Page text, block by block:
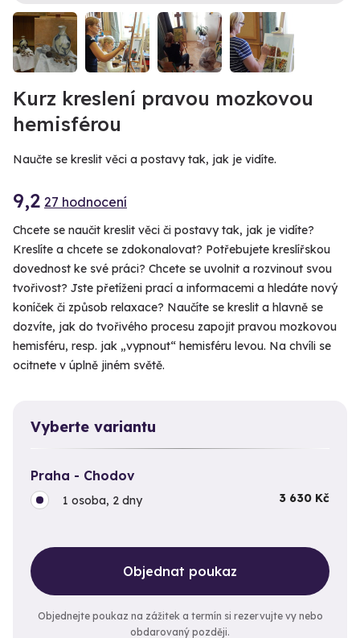
Kurz kreslení pravou mozkovou
hemisférou
Naučte se kreslit věci a postavy tak, jak je vidíte.
9,2 27 hodnocení
Chcete se naučit kreslit věci či postavy tak, jak je vidíte?
Kreslíte a chcete se zdokonalovat? Potřebujete kreslířskou
dovednost ke své práci? Chcete se uvolnit a rozvinout svou
tvořivost? Jste přetíženi prací a informacemi a hledáte nový
koníček či způsob relaxace? Naučíte se kreslit a hlavně se
dozvíte, jak do tvořivého procesu zapojit pravou mozkovou
hemisféru, resp. jak „vypnout“ hemisféru levou. Na chvíli se
ocitnete v úplně jiném světě.
Vyberte variantu
Praha - Chodov
1 osoba, 2 dny 3 630 Kč
Objednat poukaz
Objednejte poukaz na zážitek a termín si rezervujte vy nebo
obdarovaný později.